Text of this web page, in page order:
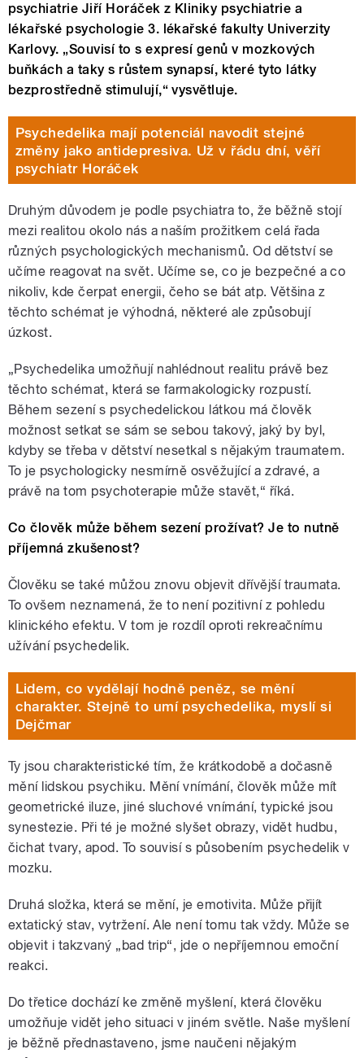
psychiatrie Jiří Horáček z Kliniky psychiatrie a
lékařské psychologie 3. lékařské fakulty Univerzity
Karlovy. „Souvisí to s expresí genů v mozkových
buňkách a taky s růstem synapsí, které tyto látky
bezprostředně stimulují,“ vysvětluje.
Psychedelika mají potenciál navodit stejné
změny jako antidepresiva. Už v řádu dní, věří
psychiatr Horáček
Druhým důvodem je podle psychiatra to, že běžně stojí
mezi realitou okolo nás a naším prožitkem celá řada
různých psychologických mechanismů. Od dětství se
učíme reagovat na svět. Učíme se, co je bezpečné a co
nikoliv, kde čerpat energii, čeho se bát atp. Většina z
těchto schémat je výhodná, některé ale způsobují
úzkost.
„Psychedelika umožňují nahlédnout realitu právě bez
těchto schémat, která se farmakologicky rozpustí.
Během sezení s psychedelickou látkou má člověk
možnost setkat se sám se sebou takový, jaký by byl,
kdyby se třeba v dětství nesetkal s nějakým traumatem.
To je psychologicky nesmírně osvěžující a zdravé, a
právě na tom psychoterapie může stavět,“ říká.
Co člověk může během sezení prožívat? Je to nutně
příjemná zkušenost?
Člověku se také můžou znovu objevit dřívější traumata.
To ovšem neznamená, že to není pozitivní z pohledu
klinického efektu. V tom je rozdíl oproti rekreačnímu
užívání psychedelik.
Lidem, co vydělají hodně peněz, se mění
charakter. Stejně to umí psychedelika, myslí si
Dejčmar
Ty jsou charakteristické tím, že krátkodobě a dočasně
mění lidskou psychiku. Mění vnímání, člověk může mít
geometrické iluze, jiné sluchové vnímání, typické jsou
synestezie. Při té je možné slyšet obrazy, vidět hudbu,
čichat tvary, apod. To souvisí s působením psychedelik v
mozku.
Druhá složka, která se mění, je emotivita. Může přijít
extatický stav, vytržení. Ale není tomu tak vždy. Může se
objevit i takzvaný „bad trip“, jde o nepříjemnou emoční
reakci.
Do třetice dochází ke změně myšlení, která člověku
umožňuje vidět jeho situaci v jiném světle. Naše myšlení
je běžně přednastaveno, jsme naučeni nějakým